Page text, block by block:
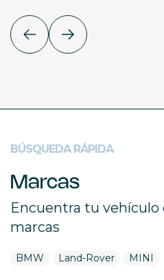
BÚSQUEDA RÁPIDA
Marcas
Encuentra tu vehículo
marcas
BMW Land-Rover MINI